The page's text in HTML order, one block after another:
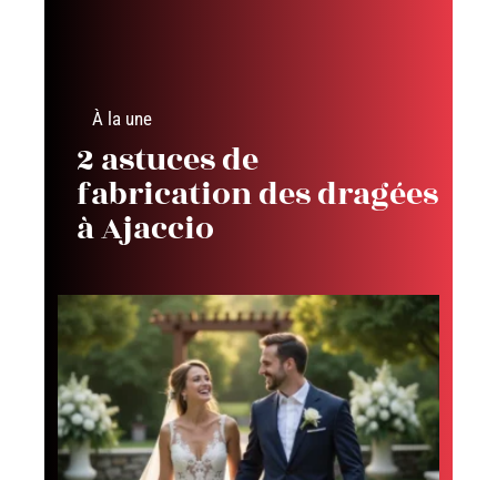
À la une
2 astuces de
fabrication des dragées
à Ajaccio